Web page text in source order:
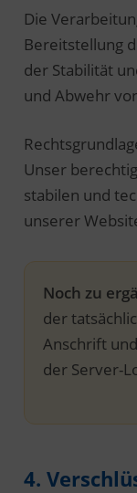
Die
Bereitstellung
der Stabilität
und Abwehr
Unser
stabilen und
unserer
Noch zu
der
Anschrift
der Server-
4.